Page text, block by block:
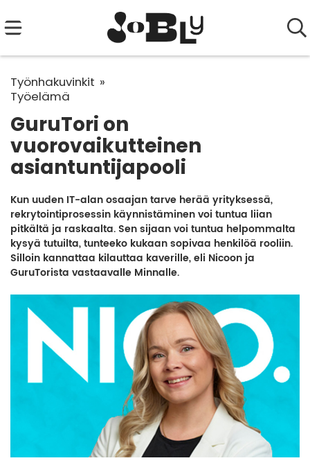
Työnhakuvinkit
Työelämä
GuruTori on
vuorovaikutteinen
asiantuntijapooli
Kun uuden IT-alan osaajan tarve herää yrityksessä,
rekrytointiprosessin käynnistäminen voi tuntua liian
pitkältä ja raskaalta. Sen sijaan voi tuntua helpommalta
kysyä tutuilta, tunteeko kukaan sopivaa henkilöä rooliin.
Silloin kannattaa kilauttaa kaverille, eli Nicoon ja
GuruTorista vastaavalle Minnalle.